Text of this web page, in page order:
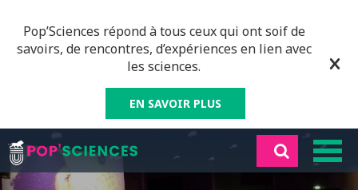
Pop’Sciences répond à tous ceux qui ont soif de
savoirs, de rencontres, d’expériences en lien avec
les sciences.
EN SAVOIR PLUS